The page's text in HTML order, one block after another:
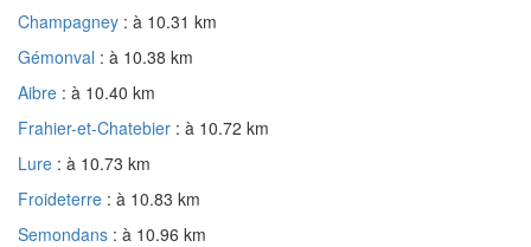
Champagney : à 10.31 km
Gémonval : à 10.38 km
Aibre : à 10.40 km
Frahier-et-Chatebier : à 10.72 km
Lure : à 10.73 km
Froideterre : à 10.83 km
Semondans : à 10.96 km